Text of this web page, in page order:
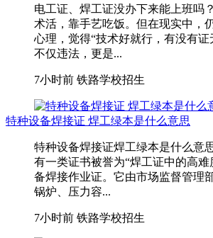
电工证、焊工证没办下来能上班吗
术活，靠手艺吃饭。但在现实中，
心理，觉得“技术好就行，有没有
不仅违法，更是...
7小时前 铁路学校招生
特种设备焊接证 焊工绿本是什么意思
特种设备焊接证焊工绿本是什么意
有一类证书被誉为“焊工证中的高
备焊接作业证。它由市场监督管理
锅炉、压力容...
7小时前 铁路学校招生